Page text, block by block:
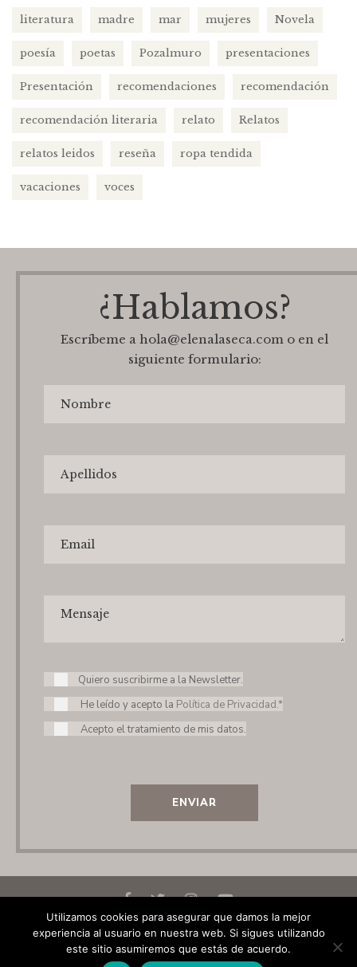
literatura madre mar mujeres Novela
poesía poetas Pozalmuro presentaciones
Presentación recomendaciones recomendación
recomendación literaria relato Relatos
relatos leidos reseña ropa tendida
vacaciones voces
¿Hablamos?
Escríbeme a hola@elenalaseca.com o en el
siguiente formulario:
Quiero suscribirme a la Newsletter.
He leído y acepto la Política de Privacidad.*
Acepto el tratamiento de mis datos.
ENVIAR
© 2020 Elena Laseca
Utilizamos cookies para asegurar que damos la mejor
experiencia al usuario en nuestra web. Si sigues utilizando
este sitio asumiremos que estás de acuerdo.